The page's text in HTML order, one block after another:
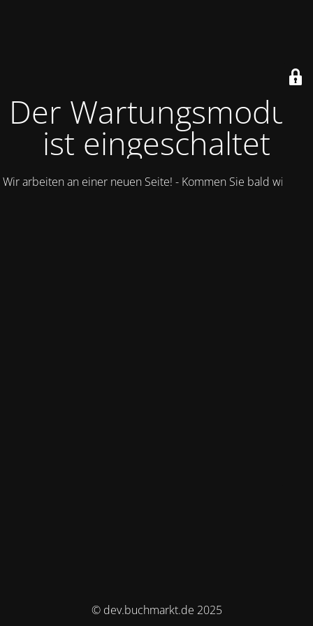
Der Wartungsmodus
ist eingeschaltet
Wir arbeiten an einer neuen Seite! - Kommen Sie bald wieder.
© dev.buchmarkt.de 2025